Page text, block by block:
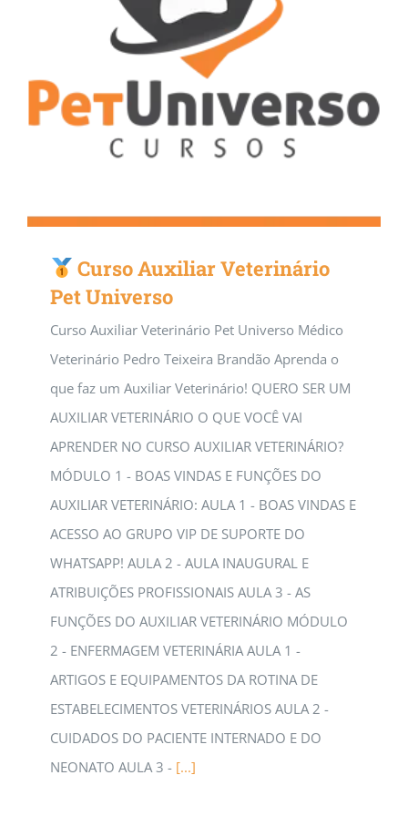
Curso Auxiliar Veterinário
Pet Universo
Curso Auxiliar Veterinário Pet Universo Médico
Veterinário Pedro Teixeira Brandão Aprenda o
que faz um Auxiliar Veterinário! QUERO SER UM
AUXILIAR VETERINÁRIO O QUE VOCÊ VAI
APRENDER NO CURSO AUXILIAR VETERINÁRIO?
MÓDULO 1 - BOAS VINDAS E FUNÇÕES DO
AUXILIAR VETERINÁRIO: AULA 1 - BOAS VINDAS E
ACESSO AO GRUPO VIP DE SUPORTE DO
WHATSAPP! AULA 2 - AULA INAUGURAL E
ATRIBUIÇÕES PROFISSIONAIS AULA 3 - AS
FUNÇÕES DO AUXILIAR VETERINÁRIO MÓDULO
2 - ENFERMAGEM VETERINÁRIA AULA 1 -
ARTIGOS E EQUIPAMENTOS DA ROTINA DE
ESTABELECIMENTOS VETERINÁRIOS AULA 2 -
CUIDADOS DO PACIENTE INTERNADO E DO
NEONATO AULA 3 - [...]